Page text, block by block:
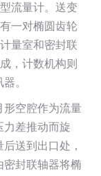
流量计。送变
一对椭圆齿轮
量室和密封联
，计数机构则
。
形空腔作为流量
力差推动而旋
送到出口处，
封联轴器将椭